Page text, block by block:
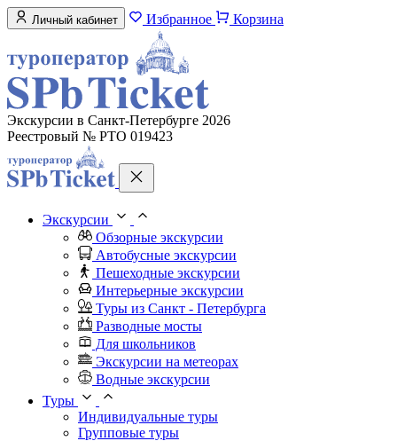
Личный кабинет Избранное Корзина
Экскурсии в Санкт-Петербурге 2026
Реестровый № РТО 019423
Экскурсии
Обзорные экскурсии
Автобусные экскурсии
Пешеходные экскурсии
Интерьерные экскурсии
Туры из Санкт - Петербурга
Разводные мосты
Для школьников
Экскурсии на метеорах
Водные экскурсии
Туры
Индивидуальные туры
Групповые туры